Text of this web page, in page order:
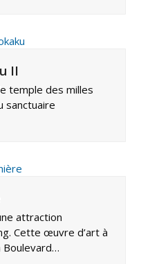
II
temple des milles
sanctuaire
attraction
Cette œuvre d’art à
Boulevard…